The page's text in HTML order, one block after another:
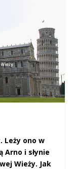
Leży ono w
Arno i słynie
Wieży. Jak